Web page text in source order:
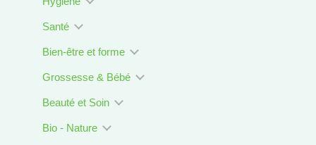
Santé
Bien-être et forme
Grossesse & Bébé
Beauté et Soin
Bio - Nature